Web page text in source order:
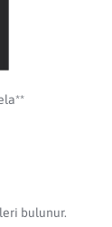
bulunur.